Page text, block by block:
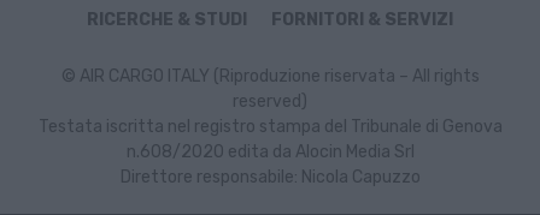
RICERCHE & STUDI
FORNITORI & SERVIZI
© AIR CARGO ITALY (Riproduzione riservata – All rights
reserved)
Testata iscritta nel registro stampa del Tribunale di Genova
n.608/2020 edita da Alocin Media Srl
Direttore responsabile: Nicola Capuzzo